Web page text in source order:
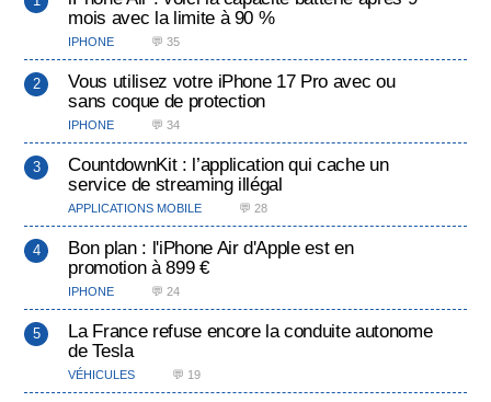
mois avec la limite à 90 %
IPHONE 💬 35
Vous utilisez votre iPhone 17 Pro avec ou
sans coque de protection
IPHONE 💬 34
CountdownKit : l’application qui cache un
service de streaming illégal
APPLICATIONS MOBILE 💬 28
Bon plan : l'iPhone Air d'Apple est en
promotion à 899 €
IPHONE 💬 24
La France refuse encore la conduite autonome
de Tesla
VÉHICULES 💬 19